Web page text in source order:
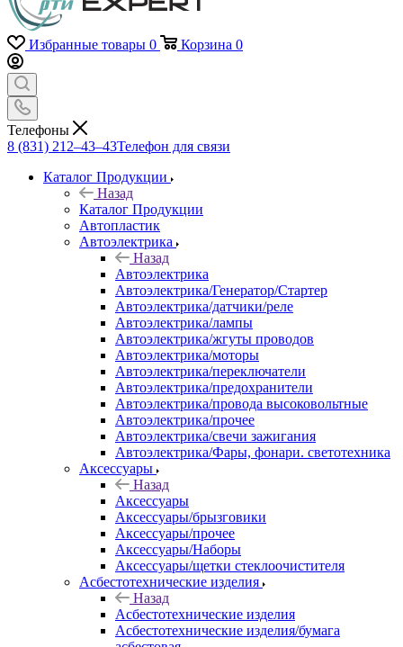
Избранные товары 0 Корзина 0
Телефоны
8 (831) 212–43–43Телефон для связи
Каталог Продукции
Назад
Каталог Продукции
Автопластик
Автоэлектрика
Назад
Автоэлектрика
Автоэлектрика/Генератор/Стартер
Автоэлектрика/датчики/реле
Автоэлектрика/лампы
Автоэлектрика/жгуты проводов
Автоэлектрика/моторы
Автоэлектрика/переключатели
Автоэлектрика/предохранители
Автоэлектрика/провода высоковольтные
Автоэлектрика/прочее
Автоэлектрика/свечи зажигания
Автоэлектрика/Фары, фонари. светотехника
Аксессуары
Назад
Аксессуары
Аксессуары/брызговики
Аксессуары/прочее
Аксессуары/Наборы
Аксессуары/щетки стеклоочистителя
Асбестотехнические изделия
Назад
Асбестотехнические изделия
Асбестотехнические изделия/бумага